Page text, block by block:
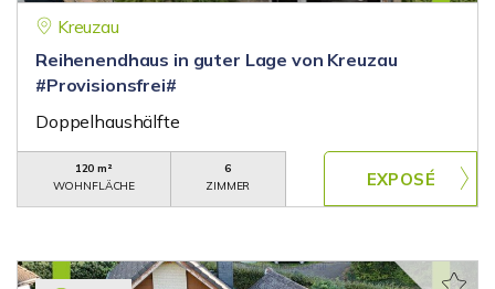
Kreuzau
Reihenendhaus in guter Lage von Kreuzau
#Provisionsfrei#
Doppelhaushälfte
120 m²
WOHNFLÄCHE
6
ZIMMER